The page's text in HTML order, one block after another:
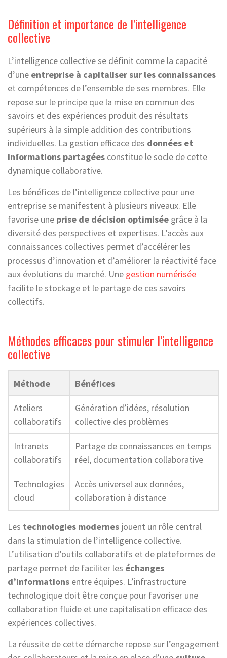
Définition et importance de l’intelligence
collective
L’intelligence collective se définit comme la capacité
d’une entreprise à capitaliser sur les connaissances
et compétences de l’ensemble de ses membres. Elle
repose sur le principe que la mise en commun des
savoirs et des expériences produit des résultats
supérieurs à la simple addition des contributions
individuelles. La gestion efficace des données et
informations partagées constitue le socle de cette
dynamique collaborative.
Les bénéfices de l’intelligence collective pour une
entreprise se manifestent à plusieurs niveaux. Elle
favorise une prise de décision optimisée grâce à la
diversité des perspectives et expertises. L’accès aux
connaissances collectives permet d’accélérer les
processus d’innovation et d’améliorer la réactivité face
aux évolutions du marché. Une gestion numérisée
facilite le stockage et le partage de ces savoirs
collectifs.
Méthodes efficaces pour stimuler l’intelligence
collective
Méthode Bénéfices
Ateliers
collaboratifs
Génération d’idées, résolution
collective des problèmes
Intranets
collaboratifs
Partage de connaissances en temps
réel, documentation collaborative
Technologies
cloud
Accès universel aux données,
collaboration à distance
Les technologies modernes jouent un rôle central
dans la stimulation de l’intelligence collective.
L’utilisation d’outils collaboratifs et de plateformes de
partage permet de faciliter les échanges
d’informations entre équipes. L’infrastructure
technologique doit être conçue pour favoriser une
collaboration fluide et une capitalisation efficace des
expériences collectives.
La réussite de cette démarche repose sur l’engagement